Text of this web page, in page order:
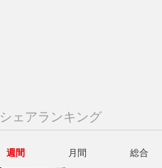
シェアランキング
週間 月間
総合